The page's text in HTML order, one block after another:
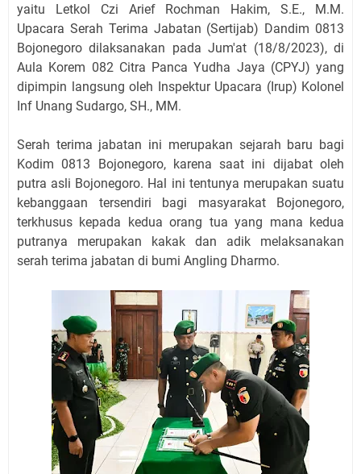
yaitu Letkol Czi Arief Rochman Hakim, S.E., M.M.
Upacara Serah Terima Jabatan (Sertijab) Dandim 0813
Bojonegoro dilaksanakan pada Jum'at (18/8/2023), di
Aula Korem 082 Citra Panca Yudha Jaya (CPYJ) yang
dipimpin langsung oleh Inspektur Upacara (Irup) Kolonel
Inf Unang Sudargo, SH., MM.
Serah terima jabatan ini merupakan sejarah baru bagi
Kodim 0813 Bojonegoro, karena saat ini dijabat oleh
putra asli Bojonegoro. Hal ini tentunya merupakan suatu
kebanggaan tersendiri bagi masyarakat Bojonegoro,
terkhusus kepada kedua orang tua yang mana kedua
putranya merupakan kakak dan adik melaksanakan
serah terima jabatan di bumi Angling Dharmo.